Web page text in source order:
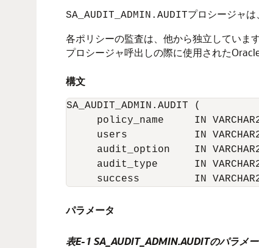
SA_AUDIT_ADMIN.AUDITプロシージャは
各ポリシーの監査は、他から独立していま
プロシージャ呼出しの際に使用された
構文
SA_AUDIT_ADMIN.AUDIT (
policy_name     IN
users           IN
audit_option    IN
audit_type      IN
success         IN
パラメータ
表E-1 SA_AUDIT_ADMIN.AUDITのパラメ